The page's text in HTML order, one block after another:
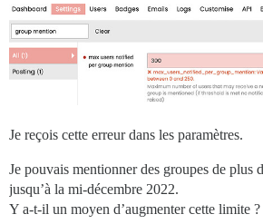
Je reçois cette erreur dans les paramètres.
Je pouvais mentionner des groupes de plus
jusqu’à la mi-décembre 2022.
Y a-t-il un moyen d’augmenter cette limite ?